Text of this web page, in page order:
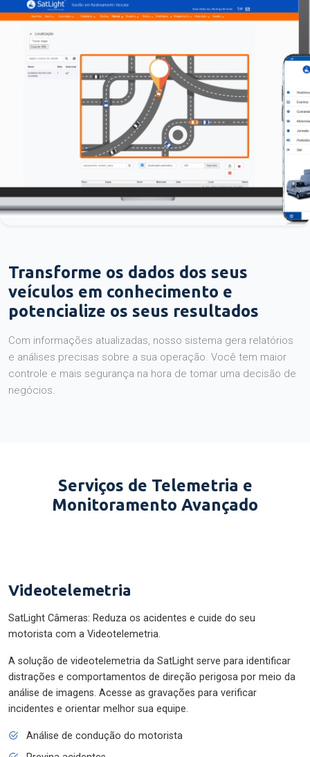
Transforme os dados dos seus
veículos em conhecimento e
potencialize os seus resultados
Com informações atualizadas, nosso sistema gera relatórios
e análises precisas sobre a sua operação. Você tem maior
controle e mais segurança na hora de tomar uma decisão de
negócios.
Serviços de Telemetria e
Monitoramento Avançado
Videotelemetria
SatLight Câmeras: Reduza os acidentes e cuide do seu
motorista com a Videotelemetria.
A solução de videotelemetria da SatLight serve para identificar
distrações e comportamentos de direção perigosa por meio da
análise de imagens. Acesse as gravações para verificar
incidentes e orientar melhor sua equipe.
Análise de condução do motorista